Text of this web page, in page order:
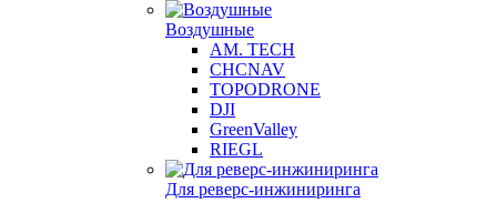
Воздушные
AM. TECH
CHCNAV
TOPODRONE
DJI
GreenValley
RIEGL
Для реверс-инжиниринга